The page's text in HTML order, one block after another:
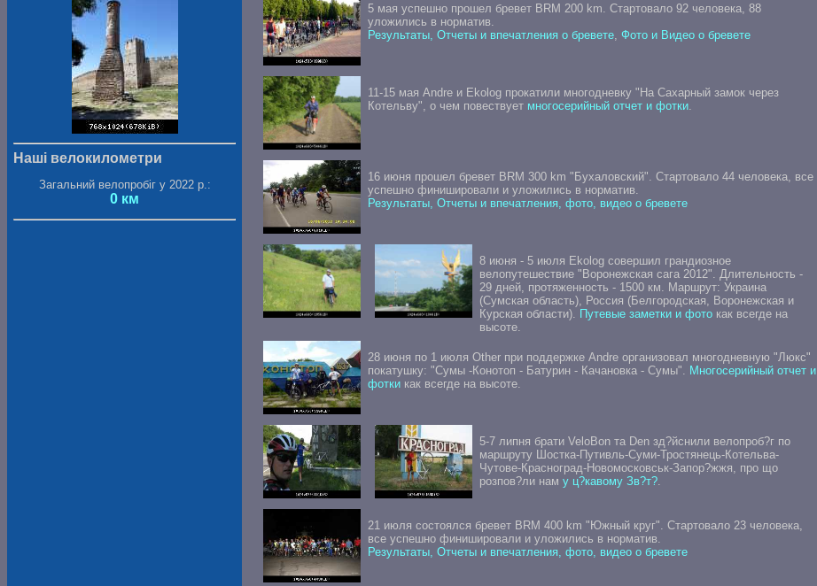
Наші велокилометри
Загальний велопробіг у 2022 р.:
0 км
5 мая успешно прошел бревет BRM 200 km. Стартовало 92 человека, 88
уложились в норматив.
Результаты, Отчеты и впечатления о бревете, Фото и Видео о бревете
11-15 мая Andre и Ekolog прокатили многодневку "На Сахарный замок через
Котельву", о чем повествует многосерийный отчет и фотки.
16 июня прошел бревет BRM 300 km "Бухаловский". Стартовало 44 человека, все
успешно финишировали и уложились в норматив.
Результаты, Отчеты и впечатления, фото, видео о бревете
8 июня - 5 июля Ekolog совершил грандиозное
велопутешествие "Воронежская сага 2012". Длительность -
29 дней, протяженность - 1500 км. Маршрут: Украина
(Сумская область), Россия (Белгородская, Воронежская и
Курская области). Путевые заметки и фотокак всегде на
высоте.
28 июня по 1 июля Other при поддержке Andre организовал многодневную "Люкс"
покатушку: "Сумы -Конотоп - Батурин - Качановка - Сумы". Многосерийный отчет и
фоткикак всегде на высоте.
5-7 липня брати VeloBon та Den зд?йснили велопроб?г по
маршруту Шостка-Путивль-Суми-Тростянець-Котельва-
Чутове-Красноград-Новомосковськ-Запор?жжя, про що
розпов?ли нам у ц?кавому Зв?т?.
21 июля состоялся бревет BRM 400 km "Южный круг". Стартовало 23 человека,
все успешно финишировали и уложились в норматив.
Результаты, Отчеты и впечатления, фото, видео о бревете